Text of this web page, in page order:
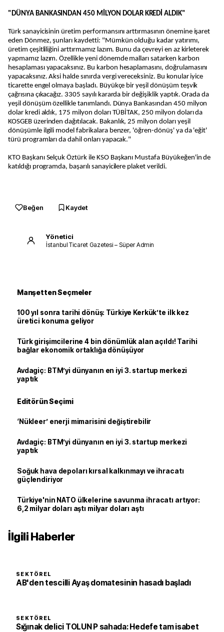
"DÜNYA BANKASINDAN 450 MİLYON DOLAR KREDİ ALDIK"
Türk sanayicisinin üretim performansını arttırmasının önemine işaret
eden Dönmez, şunları kaydetti: "Mümkün olduğu kadar yatırımı,
üretim çeşitliliğini arttırmamız lazım. Bunu da çevreyi en az kirleterek
yapmamız lazım. Özellikle yeni dönemde malları satarken karbon
hesaplaması yapacaksınız. Bu karbon hesaplamasını, doğrulamasını
yapacaksınız. Aksi halde sınırda vergi vereceksiniz. Bu konular iyice
ticarette engel olmaya başladı. Büyükçe bir yeşil dönüşüm teşvik
çağrısına çıkacağız. 3305 sayılı kararda bir değişiklik yaptık. Orada da
yeşil dönüşüm özellikle tanımlandı. Dünya Bankasından 450 milyon
dolar kredi aldık, 175 milyon doları TÜBİTAK, 250 milyon doları da
KOSGEB üzerinden dağıtılacak. Bakanlık, 25 milyon doları yeşil
dönüşümle ilgili model fabrikalara benzer, 'öğren-dönüş' ya da 'eğit'
türü programları da dahil onları yapacak."
KTO Başkanı Selçuk Öztürk ile KSO Başkanı Mustafa Büyükeğen'in de
katıldığı programda, başarılı sanayicilere plaket verildi.
Beğen Kaydet
Yönetici
İstanbul Ticaret Gazetesi – Süper Admin
Manşetten Seçmeler
100 yıl sonra tarihi dönüş: Türkiye Kerkük’te ilk kez
üretici konuma geliyor
Türk girişimcilerine 4 bin dönümlük alan açıldı! Tarihi
bağlar ekonomik ortaklığa dönüşüyor
Avdagiç: BTM’yi dünyanın en iyi 3. startup merkezi
yaptık
Editörün Seçimi
‘Nükleer’ enerji mimarisini değiştirebilir
Avdagiç: BTM’yi dünyanın en iyi 3. startup merkezi
yaptık
Soğuk hava depoları kırsal kalkınmayı ve ihracatı
güçlendiriyor
Türkiye'nin NATO ülkelerine savunma ihracatı artıyor:
6,2 milyar doları aştı milyar doları aştı
İlgili Haberler
SEKTÖREL
AB'den tescilli Ayaş domatesinin hasadı başladı
SEKTÖREL
Sığınak delici TOLUN P sahada: Hedefe tam isabet